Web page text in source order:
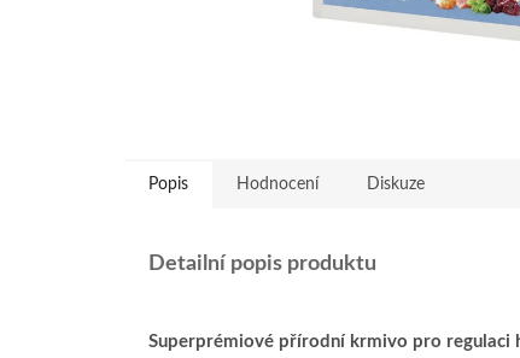
Popis Hodnocení Diskuze
Detailní popis produktu
Superprémiové přírodní krmivo pro regulaci